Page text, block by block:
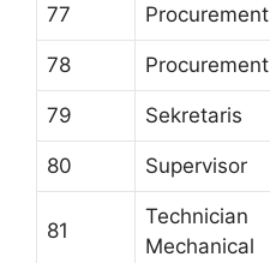
77 Procurement
78 Procurement
79 Sekretaris
80 Supervisor
81
Technician
Mechanical